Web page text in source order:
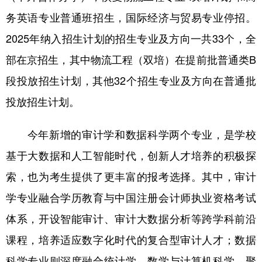
务英语专业普通班招生，国际经济与贸易专业停招。
2025年纳入招生计划的招生专业及方向一共33个，全
部在京招生，其中物流工程（双培）在提前批普通类B
段投放招生计划，其他32个招生专业及方向在普通批
投放招生计划。
今年新增的审计学和数据科学两个专业，是学校
基于大数据和人工智能时代，创新人才培养的积极探
索，也为考生提供了更丰富的报考选择。其中，审计
学专业融合学历教育与中国注册会计师执业资格考试
体系，开设智能审计、审计大数据分析等跨学科前沿
课程，培养适应数字化时代的复合型审计人才；数据